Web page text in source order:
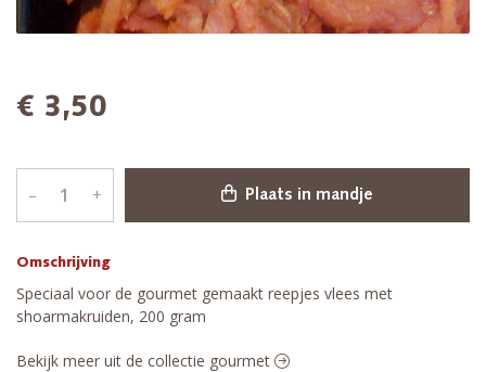
Omschrijving
Speciaal voor de gourmet gemaakt reepjes vlees met
shoarmakruiden, 200 gram
€ 3,50
– + Plaats in mandje
Bekijk meer uit de collectie gourmet